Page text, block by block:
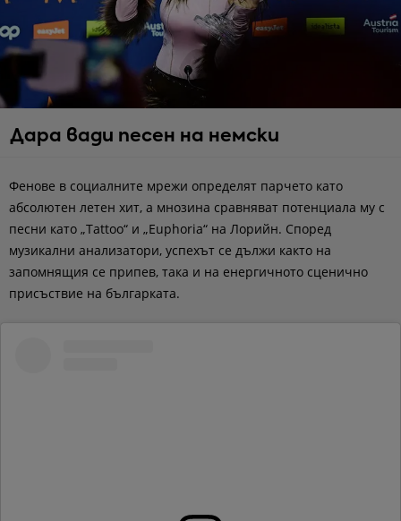
Дара вади песен на немски
Фенове в социалните мрежи определят парчето като
абсолютен летен хит, а мнозина сравняват потенциала му с
песни като „Tattoo“ и „Euphoria“ на Лорийн. Според
музикални анализатори, успехът се дължи както на
запомнящия се припев, така и на енергичното сценично
присъствие на българката.